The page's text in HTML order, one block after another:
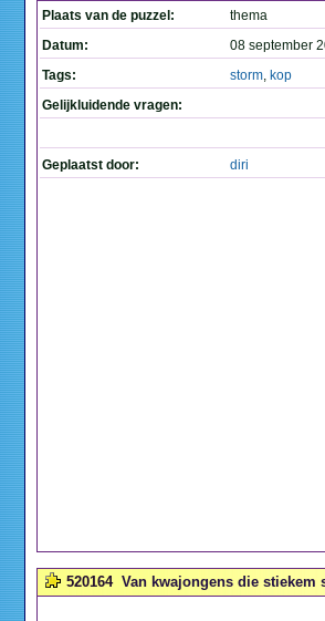
Plaats van de puzzel:
thema
Datum:
08 september
Tags:
storm, kop
Gelijkluidende vragen:
Geplaatst door: diri
520164 Van kwajongens die stiekem